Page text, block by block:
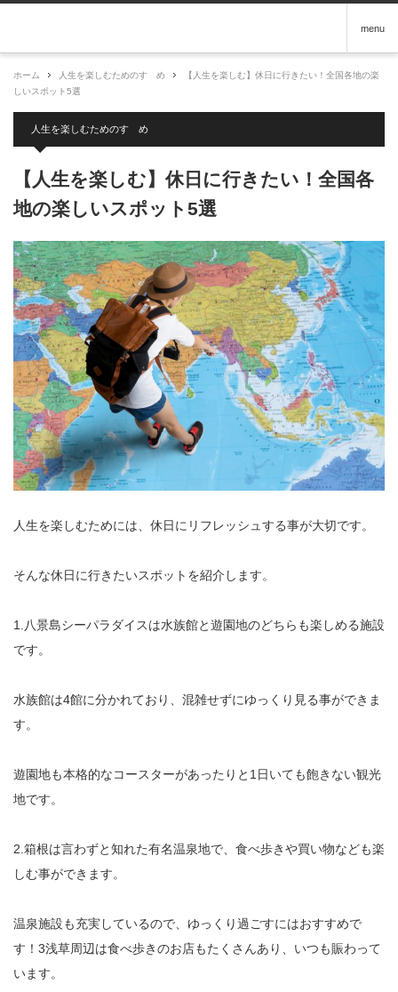
menu
ホーム 人生を楽しむためのすゝめ
【人生を楽しむ】休日に行きたい！全国各地の楽
しいスポット5選
人生を楽しむためのすゝめ
【人生を楽しむ】休日に行きたい！全国各
地の楽しいスポット5選
人生を楽しむためには、休日にリフレッシュする事が大切です。
そんな休日に行きたいスポットを紹介します。
1.八景島シーパラダイスは水族館と遊園地のどちらも楽しめる施設
です。
水族館は4館に分かれており、混雑せずにゆっくり見る事ができま
す。
遊園地も本格的なコースターがあったりと1日いても飽きない観光
地です。
2.箱根は言わずと知れた有名温泉地で、食べ歩きや買い物なども楽
しむ事ができます。
温泉施設も充実しているので、ゆっくり過ごすにはおすすめで
す！3浅草周辺は食べ歩きのお店もたくさんあり、いつも賑わって
います。